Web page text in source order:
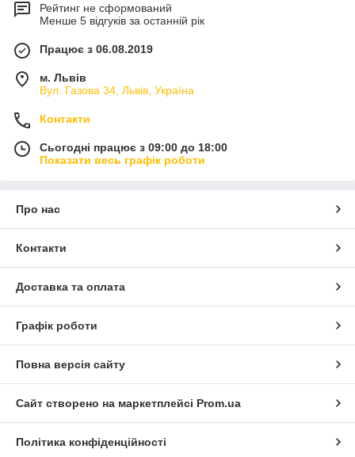
Рейтинг не сформований
Менше 5 відгуків за останній рік
Працює з 06.08.2019
м. Львів
Вул. Газова 34, Львів, Україна
Контакти
Сьогодні працює з 09:00 до 18:00
Показати весь графік роботи
Про нас
Контакти
Доставка та оплата
Графік роботи
Повна версія сайту
Сайт створено на маркетплейсі Prom.ua
Політика конфіденційності